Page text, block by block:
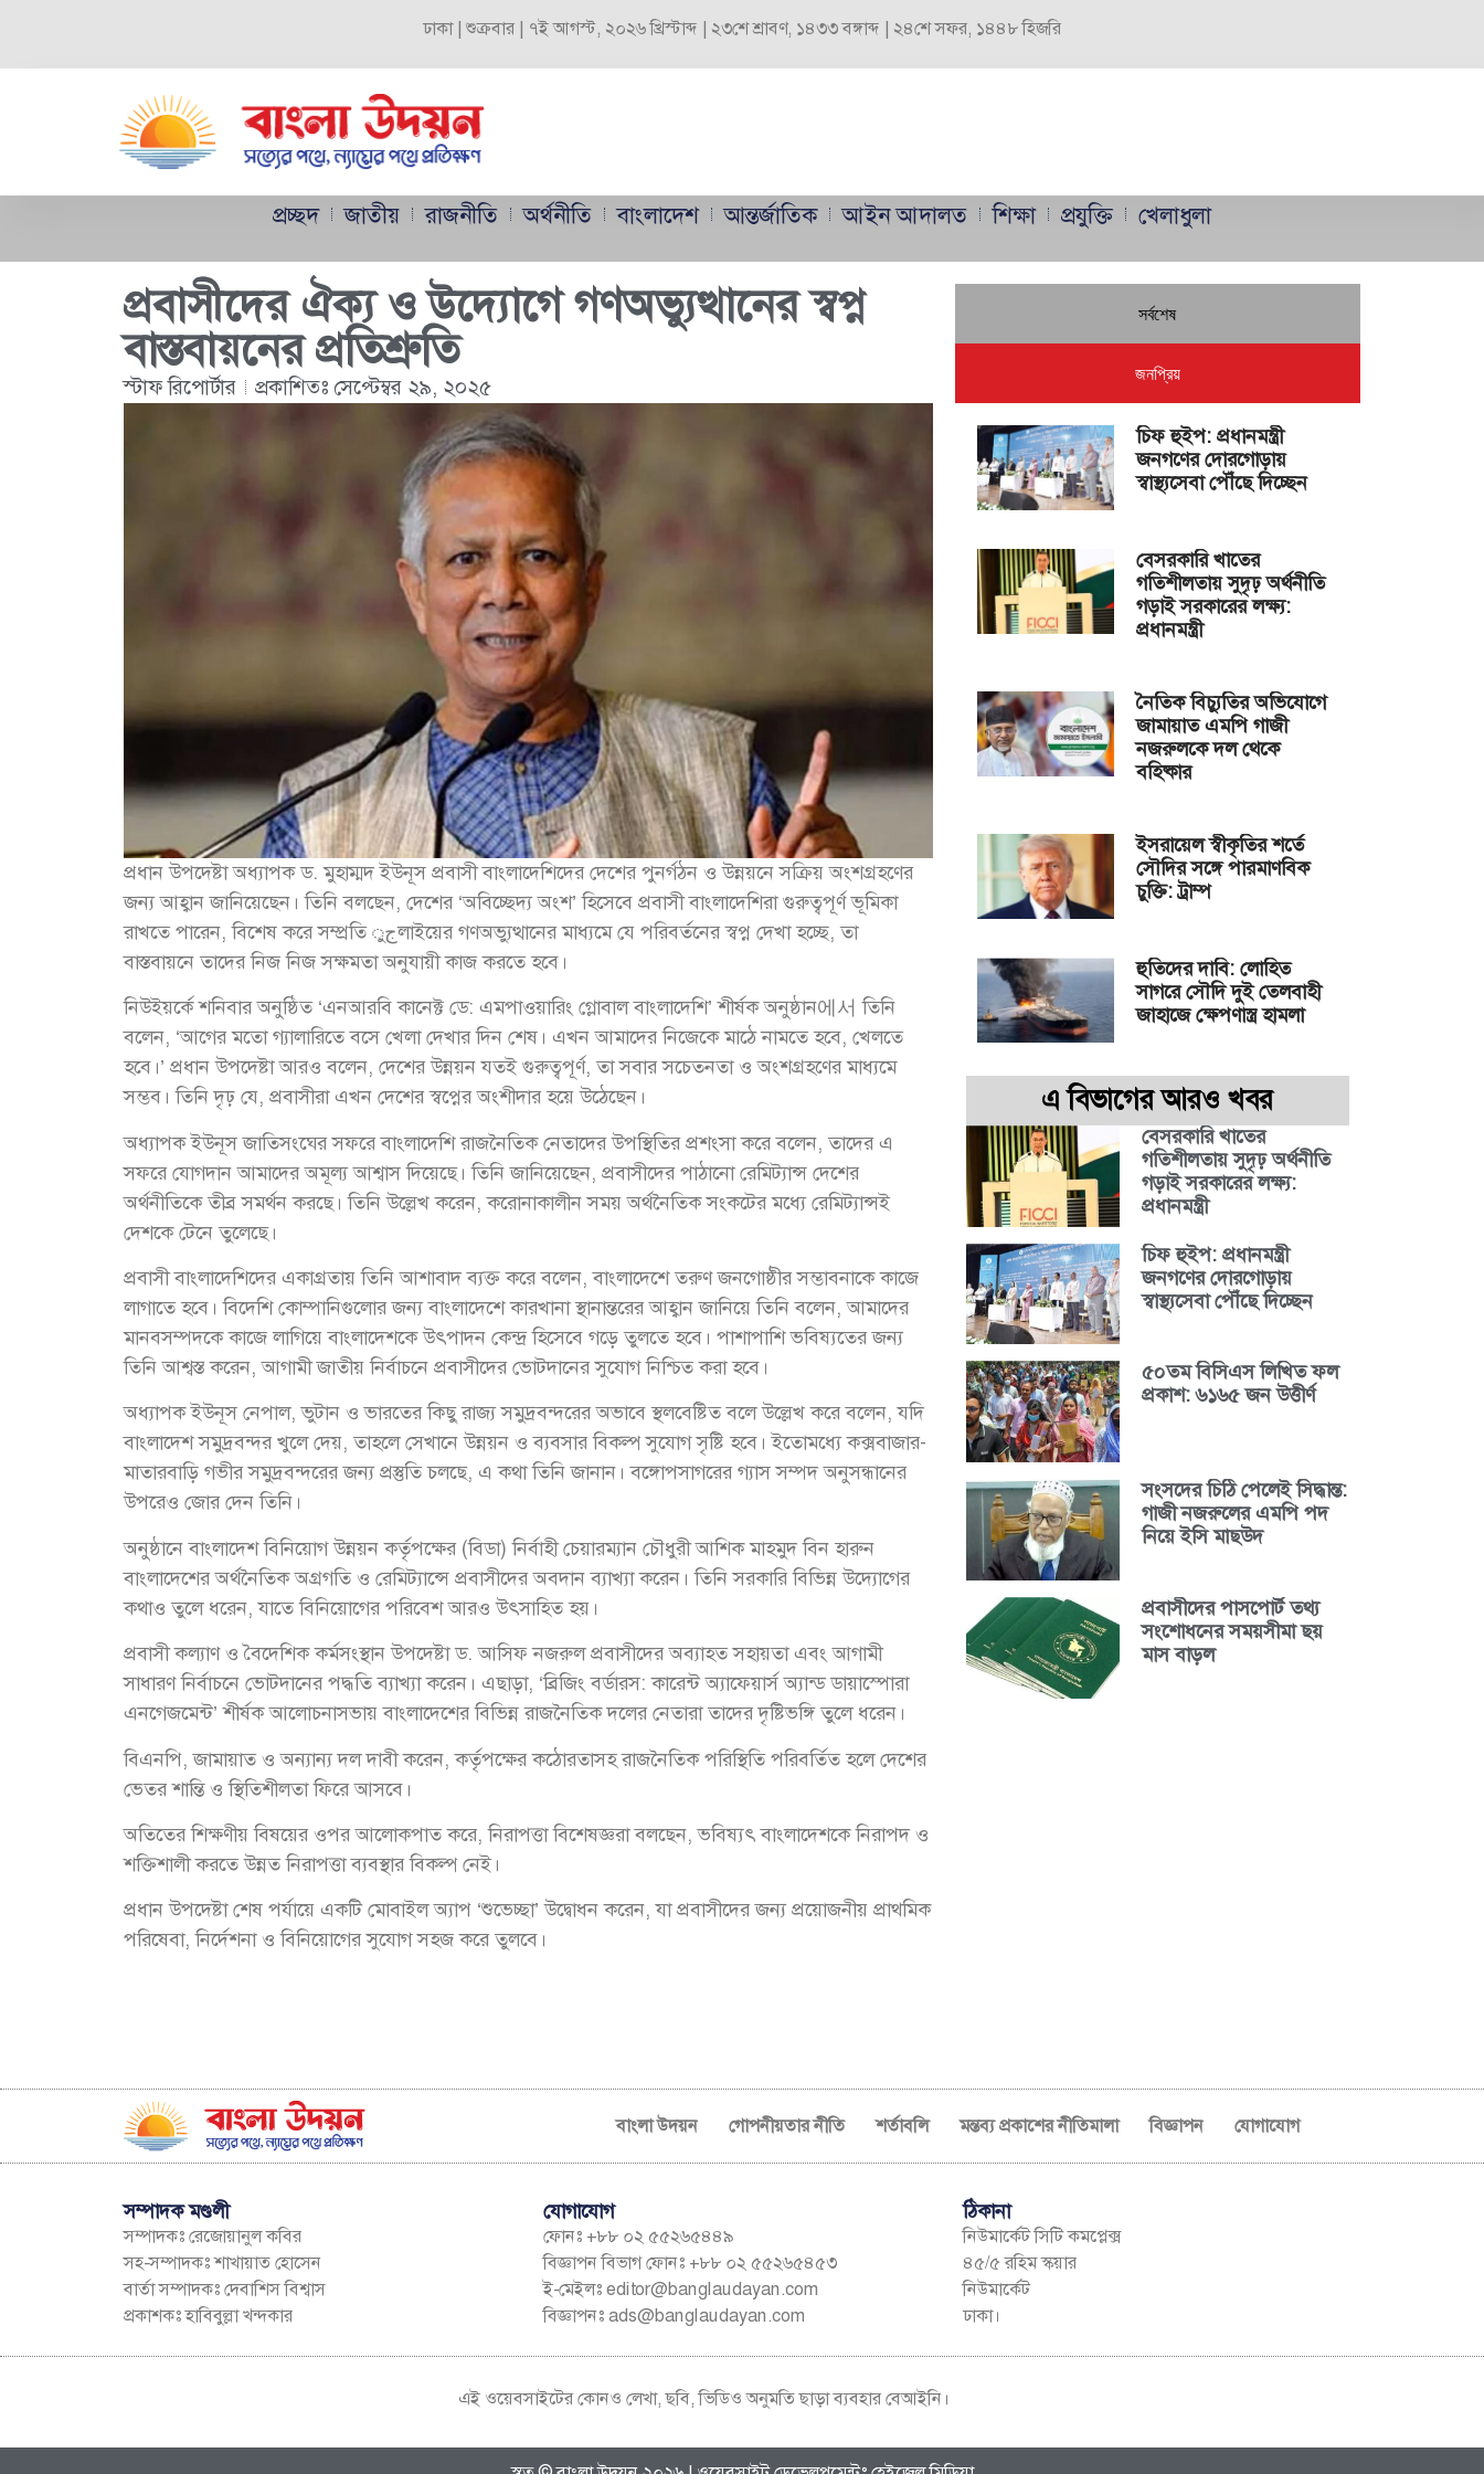
ঢাকা | শুক্রবার | ৭ই আগস্ট, ২০২৬ খ্রিস্টাব্দ | ২৩শে শ্রাবণ, ১৪৩৩ বঙ্গাব্দ | ২৪শে সফর, ১৪৪৮ হিজরি
প্রচ্ছদ জাতীয় রাজনীতি অর্থনীতি বাংলাদেশ আন্তর্জাতিক আইন আদালত শিক্ষা প্রযুক্তি খেলাধুলা
প্রবাসীদের ঐক্য ও উদ্যোগে গণঅভ্যুত্থানের স্বপ্ন
বাস্তবায়নের প্রতিশ্রুতি
স্টাফ রিপোর্টার প্রকাশিতঃ সেপ্টেম্বর ২৯, ২০২৫
প্রধান উপদেষ্টা অধ্যাপক ড. মুহাম্মদ ইউনূস প্রবাসী বাংলাদেশিদের দেশের পুনর্গঠন ও উন্নয়নে সক্রিয় অংশগ্রহণের
জন্য আহ্বান জানিয়েছেন। তিনি বলছেন, দেশের ‘অবিচ্ছেদ্য অংশ’ হিসেবে প্রবাসী বাংলাদেশিরা গুরুত্বপূর্ণ ভূমিকা
রাখতে পারেন, বিশেষ করে সম্প্রতি جুলাইয়ের গণঅভ্যুত্থানের মাধ্যমে যে পরিবর্তনের স্বপ্ন দেখা হচ্ছে, তা
বাস্তবায়নে তাদের নিজ নিজ সক্ষমতা অনুযায়ী কাজ করতে হবে।
নিউইয়র্কে শনিবার অনুষ্ঠিত ‘এনআরবি কানেক্ট ডে: এমপাওয়ারিং গ্লোবাল বাংলাদেশি’ শীর্ষক অনুষ্ঠান에서 তিনি
বলেন, ‘আগের মতো গ্যালারিতে বসে খেলা দেখার দিন শেষ। এখন আমাদের নিজেকে মাঠে নামতে হবে, খেলতে
হবে।’ প্রধান উপদেষ্টা আরও বলেন, দেশের উন্নয়ন যতই গুরুত্বপূর্ণ, তা সবার সচেতনতা ও অংশগ্রহণের মাধ্যমে
সম্ভব। তিনি দৃঢ় যে, প্রবাসীরা এখন দেশের স্বপ্নের অংশীদার হয়ে উঠেছেন।
অধ্যাপক ইউনূস জাতিসংঘের সফরে বাংলাদেশি রাজনৈতিক নেতাদের উপস্থিতির প্রশংসা করে বলেন, তাদের এ
সফরে যোগদান আমাদের অমূল্য আশ্বাস দিয়েছে। তিনি জানিয়েছেন, প্রবাসীদের পাঠানো রেমিট্যান্স দেশের
অর্থনীতিকে তীব্র সমর্থন করছে। তিনি উল্লেখ করেন, করোনাকালীন সময় অর্থনৈতিক সংকটের মধ্যে রেমিট্যান্সই
দেশকে টেনে তুলেছে।
প্রবাসী বাংলাদেশিদের একাগ্রতায় তিনি আশাবাদ ব্যক্ত করে বলেন, বাংলাদেশে তরুণ জনগোষ্ঠীর সম্ভাবনাকে কাজে
লাগাতে হবে। বিদেশি কোম্পানিগুলোর জন্য বাংলাদেশে কারখানা স্থানান্তরের আহ্বান জানিয়ে তিনি বলেন, আমাদের
মানবসম্পদকে কাজে লাগিয়ে বাংলাদেশকে উৎপাদন কেন্দ্র হিসেবে গড়ে তুলতে হবে। পাশাপাশি ভবিষ্যতের জন্য
তিনি আশ্বস্ত করেন, আগামী জাতীয় নির্বাচনে প্রবাসীদের ভোটদানের সুযোগ নিশ্চিত করা হবে।
অধ্যাপক ইউনূস নেপাল, ভুটান ও ভারতের কিছু রাজ্য সমুদ্রবন্দরের অভাবে স্থলবেষ্টিত বলে উল্লেখ করে বলেন, যদি
বাংলাদেশ সমুদ্রবন্দর খুলে দেয়, তাহলে সেখানে উন্নয়ন ও ব্যবসার বিকল্প সুযোগ সৃষ্টি হবে। ইতোমধ্যে কক্সবাজার-
মাতারবাড়ি গভীর সমুদ্রবন্দরের জন্য প্রস্তুতি চলছে, এ কথা তিনি জানান। বঙ্গোপসাগরের গ্যাস সম্পদ অনুসন্ধানের
উপরেও জোর দেন তিনি।
অনুষ্ঠানে বাংলাদেশ বিনিয়োগ উন্নয়ন কর্তৃপক্ষের (বিডা) নির্বাহী চেয়ারম্যান চৌধুরী আশিক মাহমুদ বিন হারুন
বাংলাদেশের অর্থনৈতিক অগ্রগতি ও রেমিট্যান্সে প্রবাসীদের অবদান ব্যাখ্যা করেন। তিনি সরকারি বিভিন্ন উদ্যোগের
কথাও তুলে ধরেন, যাতে বিনিয়োগের পরিবেশ আরও উৎসাহিত হয়।
প্রবাসী কল্যাণ ও বৈদেশিক কর্মসংস্থান উপদেষ্টা ড. আসিফ নজরুল প্রবাসীদের অব্যাহত সহায়তা এবং আগামী
সাধারণ নির্বাচনে ভোটদানের পদ্ধতি ব্যাখ্যা করেন। এছাড়া, ‘ব্রিজিং বর্ডারস: কারেন্ট অ্যাফেয়ার্স অ্যান্ড ডায়াস্পোরা
এনগেজমেন্ট’ শীর্ষক আলোচনাসভায় বাংলাদেশের বিভিন্ন রাজনৈতিক দলের নেতারা তাদের দৃষ্টিভঙ্গি তুলে ধরেন।
বিএনপি, জামায়াত ও অন্যান্য দল দাবী করেন, কর্তৃপক্ষের কঠোরতাসহ রাজনৈতিক পরিস্থিতি পরিবর্তিত হলে দেশের
ভেতর শান্তি ও স্থিতিশীলতা ফিরে আসবে।
অতিতের শিক্ষণীয় বিষয়ের ওপর আলোকপাত করে, নিরাপত্তা বিশেষজ্ঞরা বলছেন, ভবিষ্যৎ বাংলাদেশকে নিরাপদ ও
শক্তিশালী করতে উন্নত নিরাপত্তা ব্যবস্থার বিকল্প নেই।
প্রধান উপদেষ্টা শেষ পর্যায়ে একটি মোবাইল অ্যাপ ‘শুভেচ্ছা’ উদ্বোধন করেন, যা প্রবাসীদের জন্য প্রয়োজনীয় প্রাথমিক
পরিষেবা, নির্দেশনা ও বিনিয়োগের সুযোগ সহজ করে তুলবে।
সর্বশেষ
জনপ্রিয়
চিফ হুইপ: প্রধানমন্ত্রী
জনগণের দোরগোড়ায়
স্বাস্থ্যসেবা পৌঁছে দিচ্ছেন
বেসরকারি খাতের
গতিশীলতায় সুদৃঢ় অর্থনীতি
গড়াই সরকারের লক্ষ্য:
প্রধানমন্ত্রী
নৈতিক বিচ্যুতির অভিযোগে
জামায়াত এমপি গাজী
নজরুলকে দল থেকে
বহিষ্কার
ইসরায়েল স্বীকৃতির শর্তে
সৌদির সঙ্গে পারমাণবিক
চুক্তি: ট্রাম্প
হুতিদের দাবি: লোহিত
সাগরে সৌদি দুই তেলবাহী
জাহাজে ক্ষেপণাস্ত্র হামলা
এ বিভাগের আরও খবর
বেসরকারি খাতের
গতিশীলতায় সুদৃঢ় অর্থনীতি
গড়াই সরকারের লক্ষ্য:
প্রধানমন্ত্রী
চিফ হুইপ: প্রধানমন্ত্রী
জনগণের দোরগোড়ায়
স্বাস্থ্যসেবা পৌঁছে দিচ্ছেন
৫০তম বিসিএস লিখিত ফল
প্রকাশ: ৬১৬৫ জন উত্তীর্ণ
সংসদের চিঠি পেলেই সিদ্ধান্ত:
গাজী নজরুলের এমপি পদ
নিয়ে ইসি মাছউদ
প্রবাসীদের পাসপোর্ট তথ্য
সংশোধনের সময়সীমা ছয়
মাস বাড়ল
বাংলা উদয়ন গোপনীয়তার নীতি শর্তাবলি মন্তব্য প্রকাশের নীতিমালা বিজ্ঞাপন যোগাযোগ
সম্পাদক মণ্ডলী
সম্পাদকঃ রেজোয়ানুল কবির
সহ-সম্পাদকঃ শাখায়াত হোসেন
বার্তা সম্পাদকঃ দেবাশিস বিশ্বাস
প্রকাশকঃ হাবিবুল্লা খন্দকার
যোগাযোগ
ফোনঃ +৮৮ ০২ ৫৫২৬৫৪৪৯
বিজ্ঞাপন বিভাগ ফোনঃ +৮৮ ০২ ৫৫২৬৫৪৫৩
ই-মেইলঃeditor@banglaudayan.com
বিজ্ঞাপনঃads@banglaudayan.com
ঠিকানা
নিউমার্কেট সিটি কমপ্লেক্স
৪৫/৫ রহিম স্কয়ার
নিউমার্কেট
ঢাকা।
এই ওয়েবসাইটের কোনও লেখা, ছবি, ভিডিও অনুমতি ছাড়া ব্যবহার বেআইনি।